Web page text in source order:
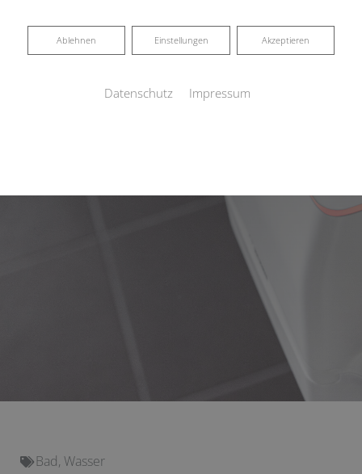
Bad, Wasser
Akzeptieren
Einstellungen
Ablehnen
Ablehnen
Datenschutz Impressum